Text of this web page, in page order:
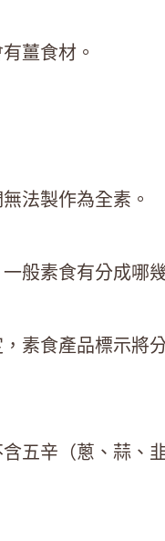
薑食材。
法製作為全素。
般素食有分成哪
素食產品標示將
五辛（蔥、蒜、